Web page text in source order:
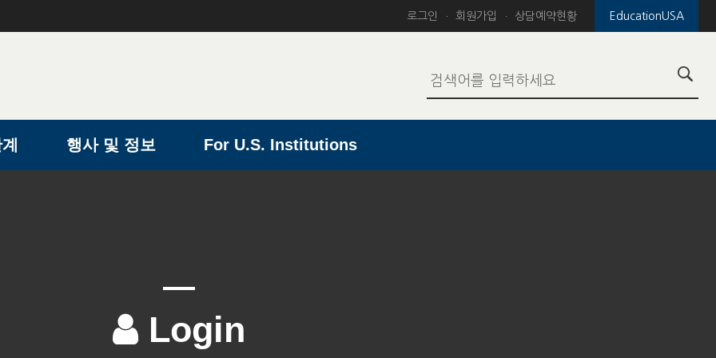
EducationUSA
로그인 회원가입 상담예약현황
행사 및 정보 For U.S. Institutions
Login